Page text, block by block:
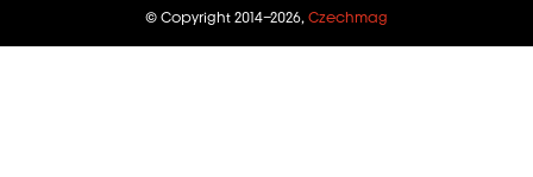
© Copyright 2014–2026, Czechmag